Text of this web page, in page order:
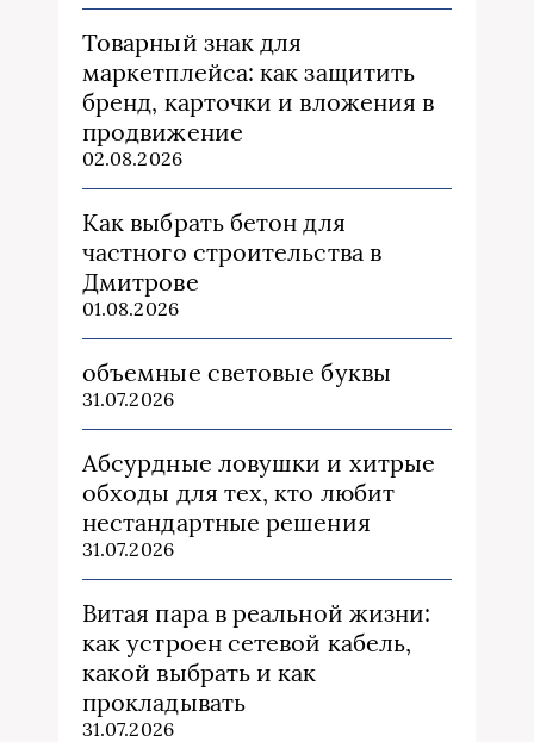
Товарный знак для
маркетплейса: как защитить
бренд, карточки и вложения в
продвижение
02.08.2026
Как выбрать бетон для
частного строительства в
Дмитрове
01.08.2026
объемные световые буквы
31.07.2026
Абсурдные ловушки и хитрые
обходы для тех, кто любит
нестандартные решения
31.07.2026
Витая пара в реальной жизни:
как устроен сетевой кабель,
какой выбрать и как
прокладывать
31.07.2026